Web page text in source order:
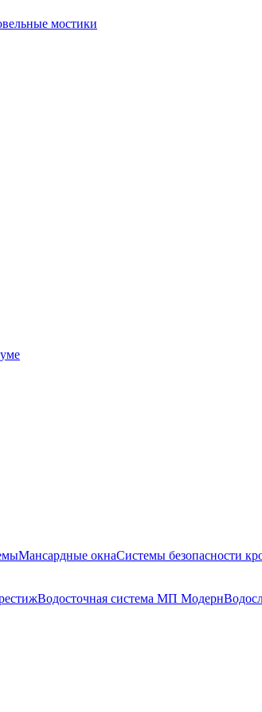
мостики
Мансардные окнаСистемы безопасности
Водосточная система МП Модерн